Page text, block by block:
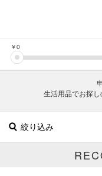
￥0
生活用品でお探
絞り込み